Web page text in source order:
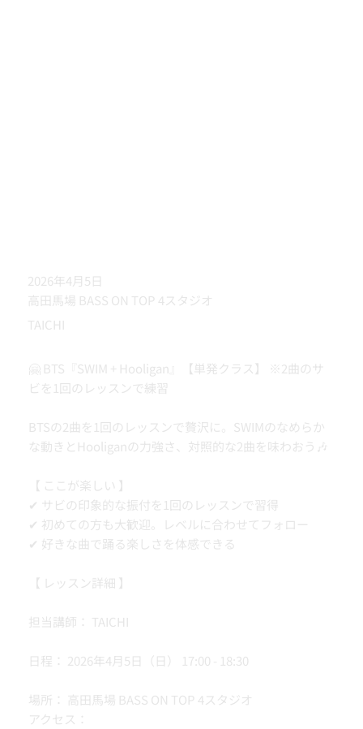
2026年4月5日
高田馬場 BASS ON TOP 4スタジオ
TAICHI
🤗 BTS『SWIM + Hooligan』【単発クラス】 ※2曲のサ
ビを1回のレッスンで練習
BTSの2曲を1回のレッスンで贅沢に。SWIMのなめらか
な動きとHooliganの力強さ、対照的な2曲を味わおう🎶
【 ここが楽しい 】
✔ サビの印象的な振付を1回のレッスンで習得
✔ 初めての方も大歓迎。レベルに合わせてフォロー
✔ 好きな曲で踊る楽しさを体感できる
【 レッスン詳細 】
担当講師： TAICHI
日程： 2026年4月5日（日） 17:00 - 18:30
場所： 高田馬場 BASS ON TOP 4スタジオ
アクセス：